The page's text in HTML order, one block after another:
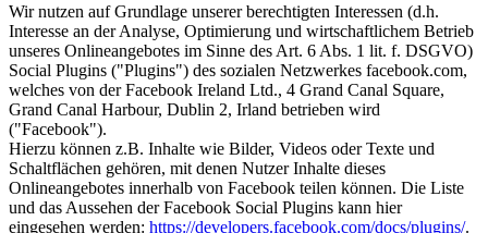
Wir nutzen auf Grundlage unserer berechtigten Interessen (d.h.
Interesse an der Analyse, Optimierung und wirtschaftlichem Betrieb
unseres Onlineangebotes im Sinne des Art. 6 Abs. 1 lit. f. DSGVO)
Social Plugins ("Plugins") des sozialen Netzwerkes facebook.com,
welches von der Facebook Ireland Ltd., 4 Grand Canal Square,
Grand Canal Harbour, Dublin 2, Irland betrieben wird
("Facebook").
Hierzu können z.B. Inhalte wie Bilder, Videos oder Texte und
Schaltflächen gehören, mit denen Nutzer Inhalte dieses
Onlineangebotes innerhalb von Facebook teilen können. Die Liste
und das Aussehen der Facebook Social Plugins kann hier
eingesehen werden: https://developers.facebook.com/docs/plugins/.